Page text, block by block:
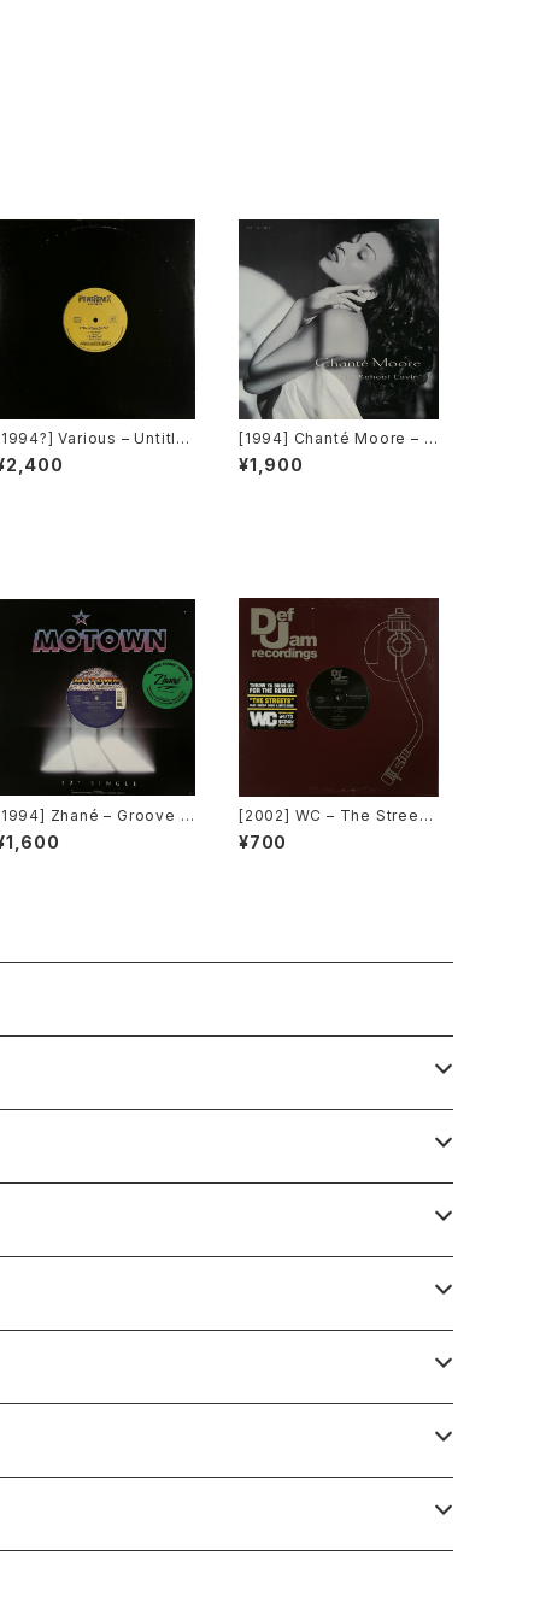
Various – Untitle
(PM-669)[PoweRemix
[1994] Chanté Moore – O
ld School Lovin' [MCA R
ecords]
¥1,900
Zhané – Groove T
(Remix) [Motown]
庫B]
[2002] WC – The Streets
(Remix) [Def Jam Recor
dings][PROMO]
¥700